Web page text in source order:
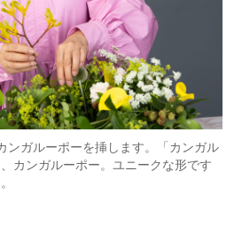
ガルーポーを挿します。「カンガル
カンガルーポー。ユニークな形です